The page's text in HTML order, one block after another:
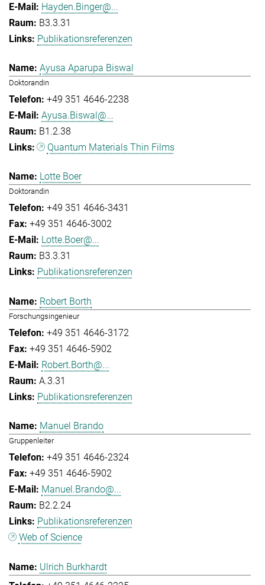
Hayden.Binger@...
B3.3.31
Publikationsreferenzen
Ayusa Aparupa Biswal
Doktorandin
+49 351 4646-2238
Ayusa.Biswal@...
B1.2.38
Quantum Materials Thin Films
Lotte Boer
Doktorandin
+49 351 4646-3431
+49 351 4646-3002
Lotte.Boer@...
B3.3.31
Publikationsreferenzen
Robert Borth
Forschungsingenieur
+49 351 4646-3172
+49 351 4646-5902
Robert.Borth@...
A.3.31
Publikationsreferenzen
Manuel Brando
Gruppenleiter
+49 351 4646-2324
+49 351 4646-5902
Manuel.Brando@...
B2.2.24
Publikationsreferenzen
Web of Science
Ulrich Burkhardt